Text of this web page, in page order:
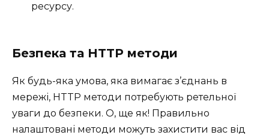
ресурсу.
Безпека та HTTP методи
Як будь-яка умова, яка вимагає з’єднань в
мережі, HTTP методи потребують ретельної
уваги до безпеки. О, ще як! Правильно
налаштовані методи можуть захистити вас від